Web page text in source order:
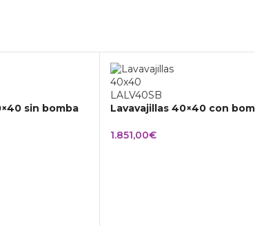
sin bomba Lavavajillas 40×40 con
1.851,00€